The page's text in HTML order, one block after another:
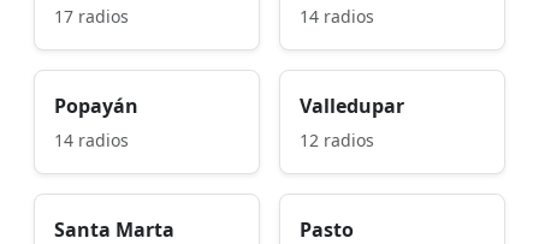
17 radios 14 radios
Popayán
14 radios
Valledupar
12 radios
Santa Marta Pasto